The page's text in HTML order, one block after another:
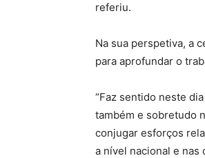
referiu.
Na sua perspetiva, a
para aprofundar o
“Faz sentido neste
também e sobretudo
conjugar esforços
a nível nacional e nas